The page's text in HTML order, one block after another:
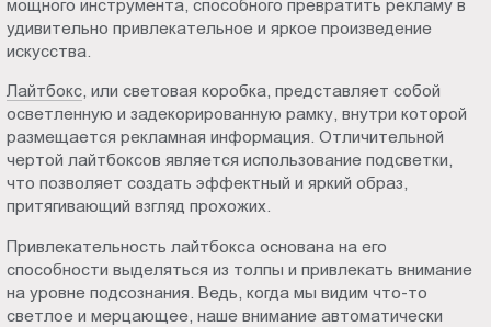
мощного инструмента, способного превратить рекламу в
удивительно привлекательное и яркое произведение
искусства.
Лайтбокс, или световая коробка, представляет собой
осветленную и задекорированную рамку, внутри которой
размещается рекламная информация. Отличительной
чертой лайтбоксов является использование подсветки,
что позволяет создать эффектный и яркий образ,
притягивающий взгляд прохожих.
Привлекательность лайтбокса основана на его
способности выделяться из толпы и привлекать внимание
на уровне подсознания. Ведь, когда мы видим что-то
светлое и мерцающее, наше внимание автоматически
9.00-
Сб.,
Вс.:
выходной